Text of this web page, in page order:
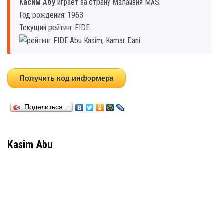
Касим Абу играет за страну Малайзия MAS.
Год рождения: 1963
Текущий рейтинг FIDE:
Получить код информера
Поделиться…
Kasim Abu